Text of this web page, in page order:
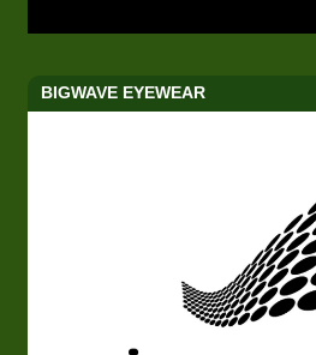
BIGWAVE EYEWEAR